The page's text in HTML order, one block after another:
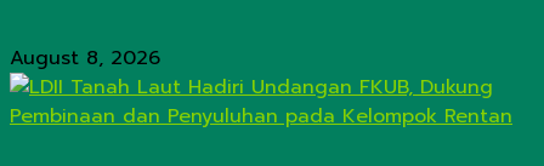
August 8, 2026